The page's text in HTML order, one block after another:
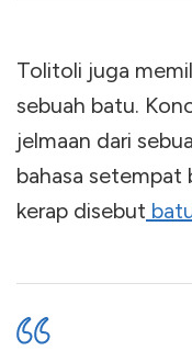
Tolitoli juga
sebuah batu.
jelmaan dari
bahasa setempat
kerap disebut